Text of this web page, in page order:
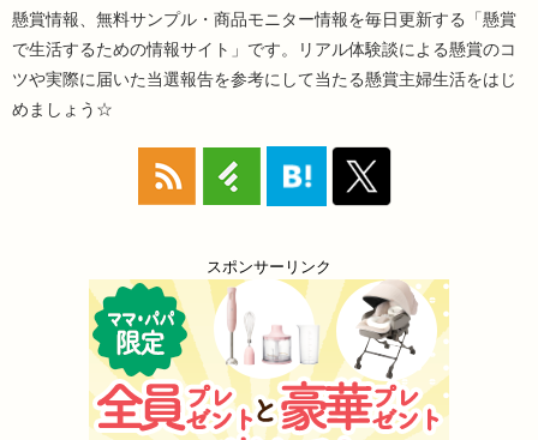
懸賞情報、無料サンプル・商品モニター情報を毎日更新する「懸賞
で生活するための情報サイト」です。リアル体験談による懸賞のコ
ツや実際に届いた当選報告を参考にして当たる懸賞主婦生活をはじ
めましょう☆
スポンサーリンク